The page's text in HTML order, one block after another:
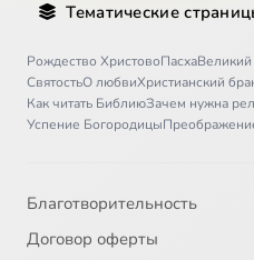
Тематические
Рождество ХристовоПасхаВеликий
СвятостьО любвиХристианский
Как читать БиблиюЗачем нужна
Успение Богородицы
Благотворительность
Договор оферты